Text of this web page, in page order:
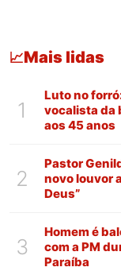
📈Mais lidas
1
Luto no
vocalista da
aos 45 anos
2
Pastor
novo louvor
Deus”
3
Homem é
com a PM
Paraíba